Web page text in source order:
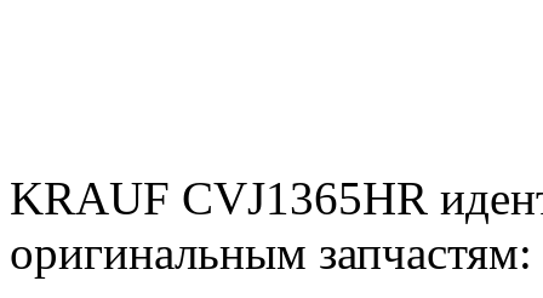
KRAUF CVJ1365HR
оригинальным запчастям: